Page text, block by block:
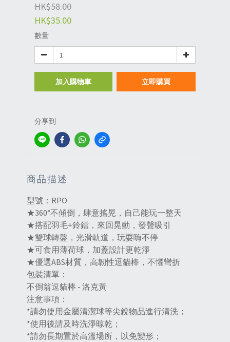
HK$58.00
HK$35.00
數量
加入購物車 立即購買
分享到
商品描述
型號：RPO
★360°不傾倒，肆意搖晃，自己能玩一整天
★搭配羽毛+鈴鐺，來回晃動，發聲吸引
★雙球轉盤，光滑軌道，玩耍嗨不停
★可食用薄荷球，加蓋設計更乾淨
★優選ABS材質，高韌性逗貓棒，不懼彎折
包裝清單：
不倒翁逗貓棒 - 洛克黃
注意事項：
*請勿使用金屬清潔球等尖銳物品進行清洗；
*使用後請及時洗淨晾乾；
*請勿長期置於高溫場所，以免變形；